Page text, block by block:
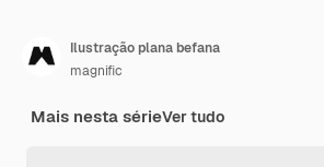
Ilustração plana befana
magnific
Mais nesta sérieVer tudo